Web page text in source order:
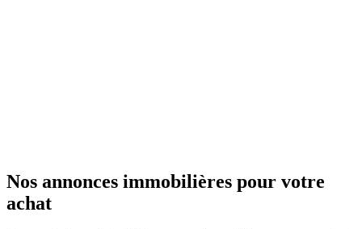
Nos annonces immobilières pour votre
achat